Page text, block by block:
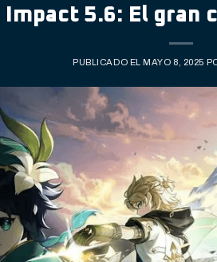
Impact 5.6: El gran
PUBLICADO EL MAYO 8, 2025